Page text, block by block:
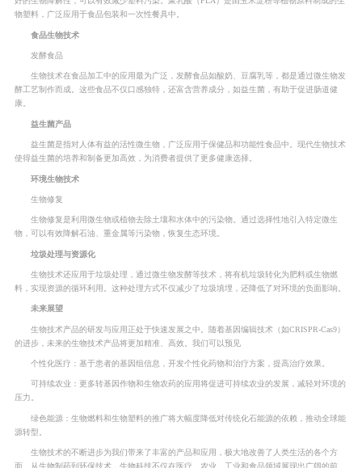
物塑料，广泛应用于食品包装和一次性餐具中。
食品生物技术
发酵食品
生物技术在食品加工中的应用最为广泛，发酵食品如酸奶、豆腐乳等，都是通过微生物发
酵工艺制作而成。这些食品不仅口感独特，还富含营养成分，如益生菌，有助于促进肠道健
康。
益生菌产品
益生菌是指对人体有益的活性微生物，广泛应用于保健品和功能性食品中。现代生物技术
使得益生菌的培养和制备更加高效，为消费者提供了更多健康选择。
环境生物技术
生物修复
生物修复是利用微生物或植物去除土壤和水体中的污染物。通过选择性地引入特定微生
物，可以有效降解石油、重金属等污染物，恢复生态环境。
垃圾处理与资源化
生物技术还应用于垃圾处理，通过微生物发酵等技术，将有机垃圾转化为肥料或生物燃
料，实现资源的循环利用。这种处理方式不仅减少了垃圾填埋，还降低了对环境的负面影响。
未来展望
生物技术产品的研发与应用正处于快速发展之中。随着基因编辑技术（如CRISPR-Cas9）
的进步，未来的生物技术产品将更加精准、高效。我们可以预见
个性化医疗：基于患者的基因组信息，开发个性化药物和治疗方案，提高治疗效果。
可持续农业：更多转基因作物和生物农药的应用将促进可持续农业的发展，减轻对环境的
压力。
绿色能源：生物燃料和生物塑料的推广将大幅度降低对传统化石能源的依赖，推动全球能
源转型。
生物技术的不断进步为我们带来了丰富的产品和应用，极大地改善了人类生活的各个方
面。从生物制药到环保技术，生物科技不仅在医疗、农业、工业和食品领域展现出广阔的前